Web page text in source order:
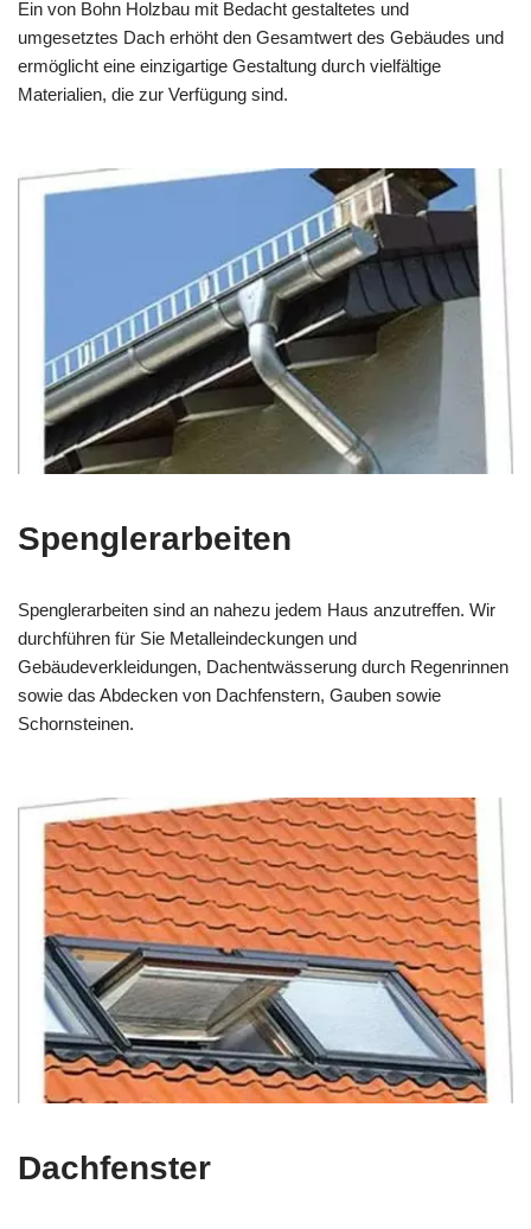
Ein von Bohn Holzbau mit Bedacht gestaltetes und
umgesetztes Dach erhöht den Gesamtwert des Gebäudes und
ermöglicht eine einzigartige Gestaltung durch vielfältige
Materialien, die zur Verfügung sind.
Spenglerarbeiten
Spenglerarbeiten sind an nahezu jedem Haus anzutreffen. Wir
durchführen für Sie Metalleindeckungen und
Gebäudeverkleidungen, Dachentwässerung durch Regenrinnen
sowie das Abdecken von Dachfenstern, Gauben sowie
Schornsteinen.
Dachfenster